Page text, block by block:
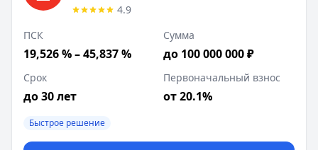
4.9
ПСК
19,526 % – 45,837 %
Сумма
до 100 000 000 ₽
Срок
до 30 лет
Первоначальный взнос
от 20.1%
Быстрое решение